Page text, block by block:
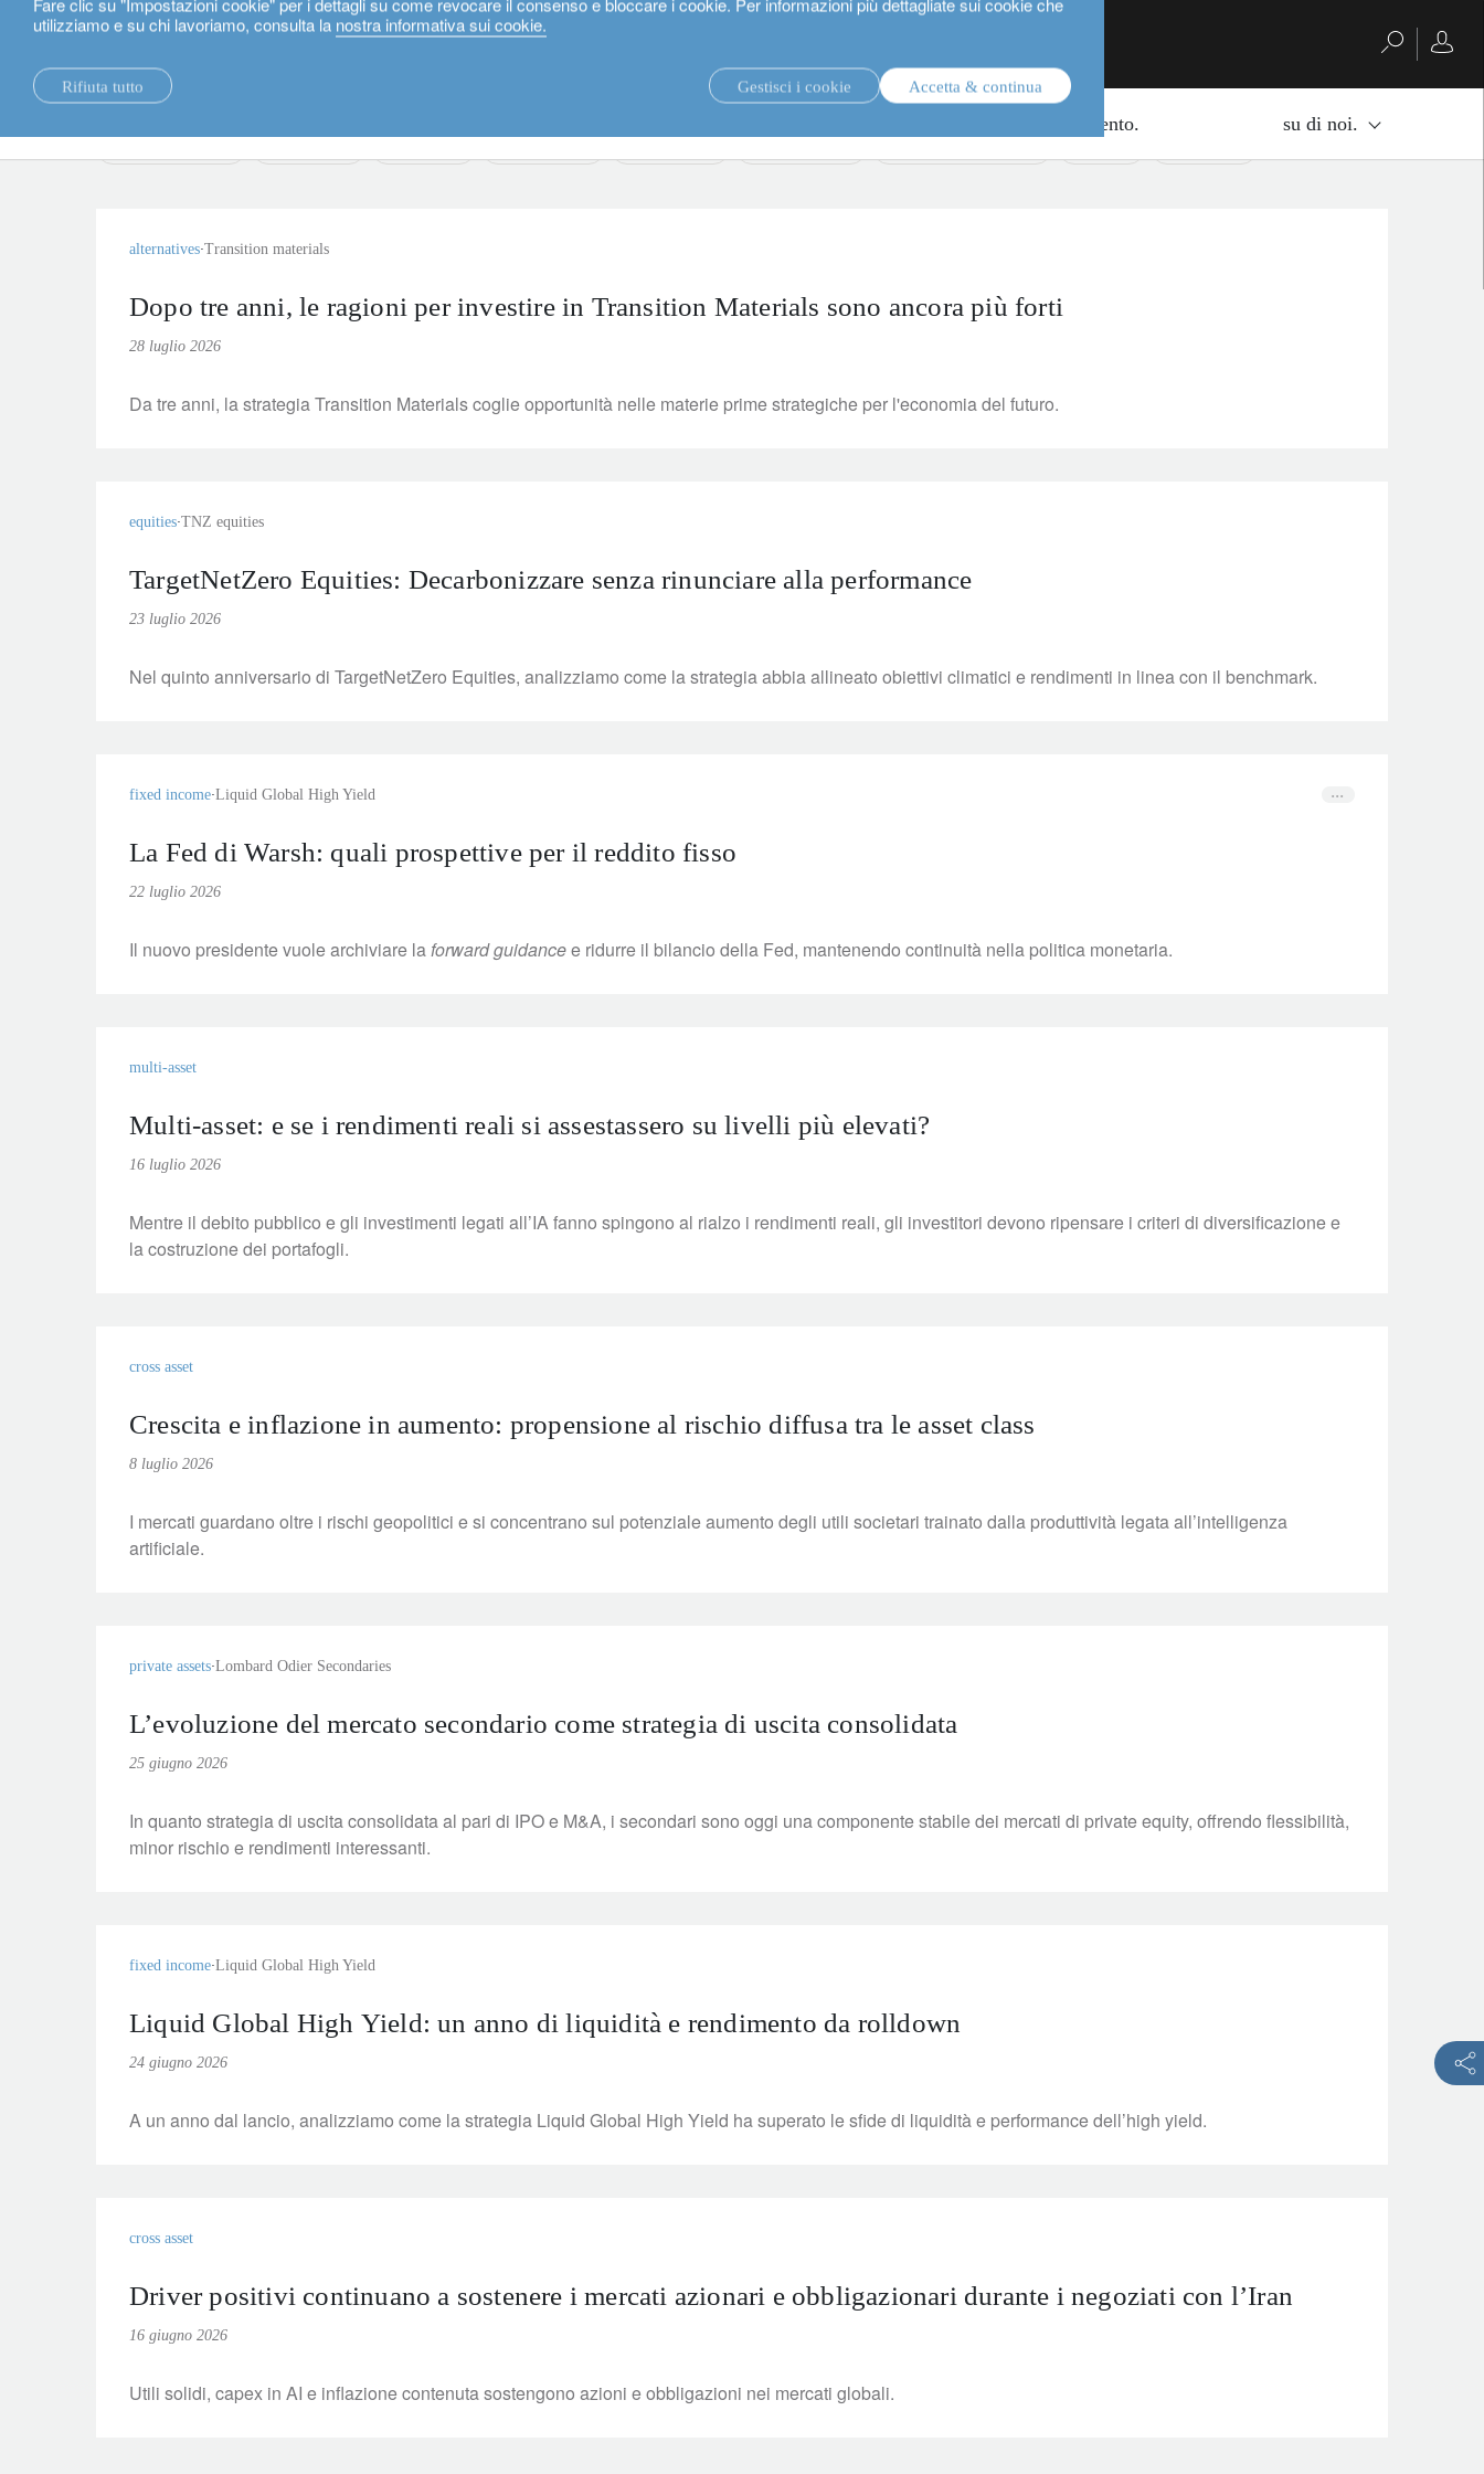
utilizziamo e su chi lavoriamo, consulta la nostra informativa sui cookie.
Rifiuta tutto Gestisci i cookie Accetta & continua
fondi di investimento. su di noi.
notizie.
alternatives Transition materials
Dopo tre anni, le ragioni per investire in Transition Materials sono ancora più forti
28 luglio 2026
Da tre anni, la strategia Transition Materials coglie opportunità nelle materie prime strategiche per l'economia del futuro.
equities TNZ equities
TargetNetZero Equities: Decarbonizzare senza rinunciare alla performance
23 luglio 2026
Nel quinto anniversario di TargetNetZero Equities, analizziamo come la strategia abbia allineato obiettivi climatici e rendimenti in linea con il benchmark.
fixed income Liquid Global High Yield
La Fed di Warsh: quali prospettive per il reddito fisso
22 luglio 2026
Il nuovo presidente vuole archiviare laforward guidancee ridurre il bilancio della Fed, mantenendo continuità nella politica monetaria.
multi-asset
Multi-asset: e se i rendimenti reali si assestassero su livelli più elevati?
16 luglio 2026
Mentre il debito pubblico e gli investimenti legati all’IA fanno spingono al rialzo i rendimenti reali, gli investitori devono ripensare i criteri di diversificazione e
la costruzione dei portafogli.
cross asset
Crescita e inflazione in aumento: propensione al rischio diffusa tra le asset class
8 luglio 2026
I mercati guardano oltre i rischi geopolitici e si concentrano sul potenziale aumento degli utili societari trainato dalla produttività legata all’intelligenza
artificiale.
private assets Lombard Odier Secondaries
L’evoluzione del mercato secondario come strategia di uscita consolidata
25 giugno 2026
In quanto strategia di uscita consolidata al pari di IPO e M&A, i secondari sono oggi una componente stabile dei mercati di private equity, offrendo flessibilità,
minor rischio e rendimenti interessanti.
fixed income Liquid Global High Yield
Liquid Global High Yield: un anno di liquidità e rendimento da rolldown
24 giugno 2026
A un anno dal lancio, analizziamo come la strategia Liquid Global High Yield ha superato le sfide di liquidità e performance dell’high yield.
cross asset
Driver positivi continuano a sostenere i mercati azionari e obbligazionari durante i negoziati con l’Iran
16 giugno 2026
Utili solidi, capex in AI e inflazione contenuta sostengono azioni e obbligazioni nei mercati globali.